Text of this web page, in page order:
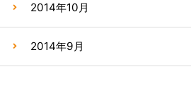
2014年10月
2014年9月